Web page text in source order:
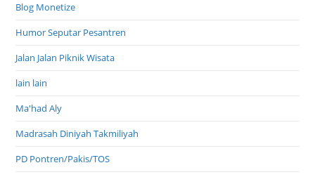
Blog Monetize
Humor Seputar Pesantren
Jalan Jalan Piknik Wisata
lain lain
Ma'had Aly
Madrasah Diniyah Takmiliyah
PD Pontren/Pakis/TOS